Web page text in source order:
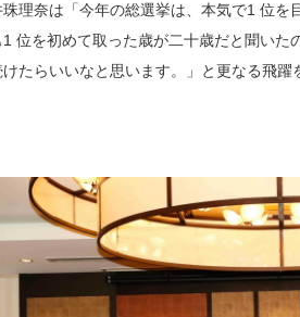
理奈は「今年の総選挙は、本気で1 位
位を初めて取った歳が二十歳だと聞い
たらいいなと思います。」と更なる飛躍